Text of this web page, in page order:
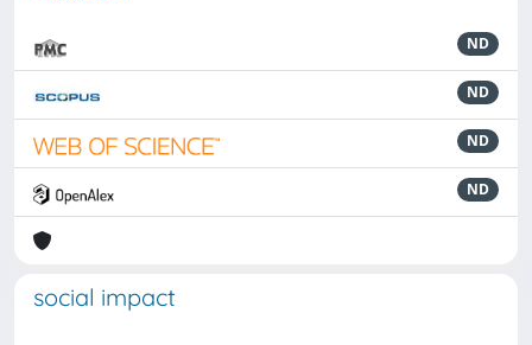
ND
ND
ND
ND
social impact